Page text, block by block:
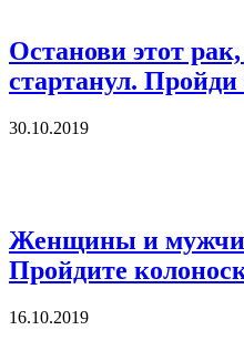
Останови этот
стартанул.
30.10.2019
Женщины и
Пройдите
16.10.2019